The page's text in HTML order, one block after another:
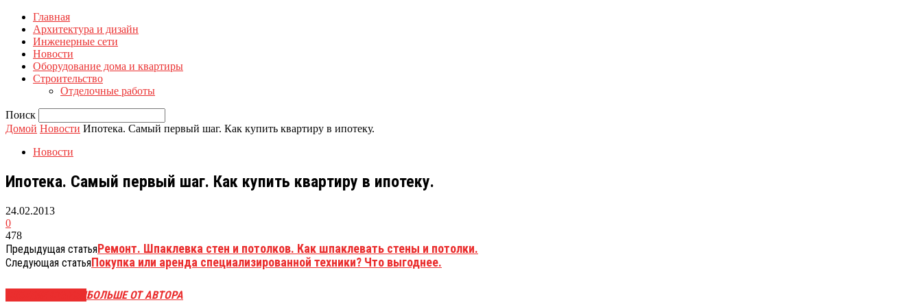
Главная
Архитектура и дизайн
Инженерные сети
Новости
Оборудование дома и квартиры
Строительство
Отделочные работы
Поиск
Домой Новости Ипотека. Самый первый шаг. Как купить квартиру в ипотеку.
Новости
Ипотека. Самый первый шаг. Как купить квартиру в ипотеку.
24.02.2013
0
478
Предыдущая статьяРемонт. Шпаклевка стен и потолков. Как шпаклевать стены и потолки.
Следующая статьяПокупка или аренда специализированной техники? Что выгоднее.
БОЛЬШЕ ОТ АВТОРА